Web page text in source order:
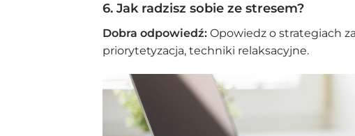
6. Jak radzisz sobie ze stresem?
Dobra odpowiedź: Opowiedz o strategiach
priorytetyzacja, techniki relaksacyjne.